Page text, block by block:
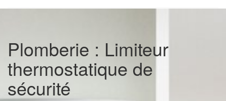
Plomberie : Limiteur
thermostatique de
sécurité